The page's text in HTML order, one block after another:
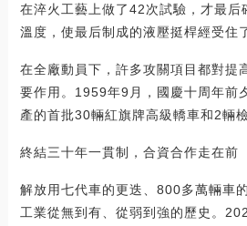
在淬火工藝上做了42次試驗，才最后
溫度，使最后制成的液壓挺桿經受住
在全廠動員下，許多攻關項目都對提
要作用。1959年9月，國慶十周年前
產的首批30輛紅旗牌高級轎車和2輛
終結三十年一貫制，合資合作走在前
解放用七代車的更迭、800多萬輛車
工業從無到有、從弱到強的歷史。